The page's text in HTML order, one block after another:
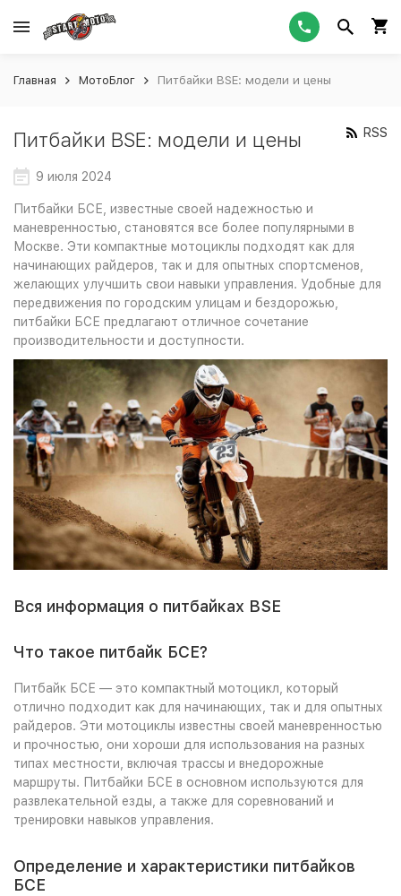
Главная МотоБлог Питбайки BSE: модели и цены
Питбайки BSE: модели и цены RSS
9 июля 2024
Питбайки БСЕ, известные своей надежностью и
маневренностью, становятся все более популярными в
Москве. Эти компактные мотоциклы подходят как для
начинающих райдеров, так и для опытных спортсменов,
желающих улучшить свои навыки управления. Удобные для
передвижения по городским улицам и бездорожью,
питбайки БСЕ предлагают отличное сочетание
производительности и доступности.
Вся информация о питбайках BSE
Что такое питбайк БСЕ?
Питбайк БСЕ — это компактный мотоцикл, который
отлично подходит как для начинающих, так и для опытных
райдеров. Эти мотоциклы известны своей маневренностью
и прочностью, они хороши для использования на разных
типах местности, включая трассы и внедорожные
маршруты. Питбайки БСЕ в основном используются для
развлекательной езды, а также для соревнований и
тренировки навыков управления.
Определение и характеристики питбайков
БСЕ